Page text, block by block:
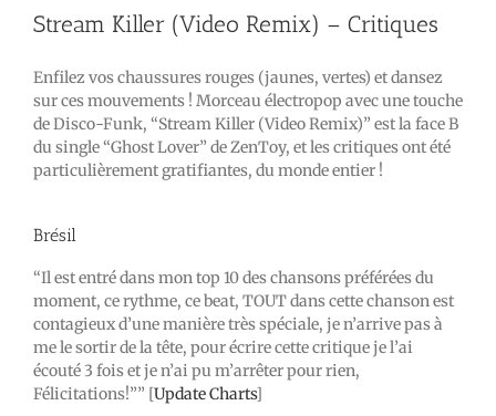
Stream Killer (Video Remix) – Critiques
Enfilez vos chaussures rouges (jaunes, vertes) et dansez
sur ces mouvements ! Morceau électropop avec une touche
de Disco-Funk, “Stream Killer (Video Remix)” est la face B
du single “Ghost Lover” de ZenToy, et les critiques ont été
particulièrement gratifiantes, du monde entier !
Brésil
“Il est entré dans mon top 10 des chansons préférées du
moment, ce rythme, ce beat, TOUT dans cette chanson est
contagieux d’une manière très spéciale, je n’arrive pas à
me le sortir de la tête, pour écrire cette critique je l’ai
écouté 3 fois et je n’ai pu m’arrêter pour rien,
Félicitations!”” [Update Charts]